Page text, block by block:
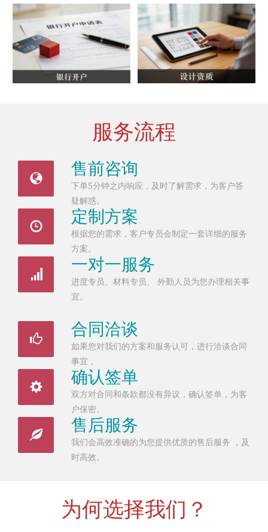
服务流程
售前咨询
下单5分钟之内响应，及时了解需求，为客户答
疑解惑。
定制方案
根据您的需求，客户专员会制定一套详细的服务
方案。
一对一服务
进度专员、材料专员、 外勤人员为您办理相关事
宜。
合同洽谈
如果您对我们的方案和服务认可，进行洽谈合同
事宜 。
确认签单
双方对合同和条款都没有异议，确认签单，为客
户保密。
售后服务
我们会高效准确的为您提供优质的售后服务 ，及
时高效。
为何选择我们？